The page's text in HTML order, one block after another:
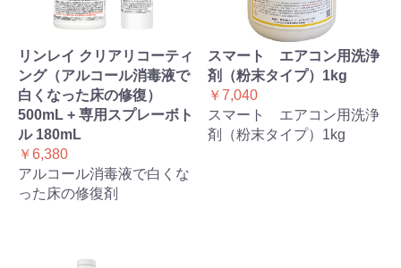
リンレイ クリアリコーティ
ング（アルコール消毒液で
白くなった床の修復）
500mL + 専用スプレーボト
ル 180mL
￥6,380
アルコール消毒液で白くな
った床の修復剤
スマート エアコン用洗浄
剤（粉末タイプ）1kg
￥7,040
スマート エアコン用洗浄
剤（粉末タイプ）1kg